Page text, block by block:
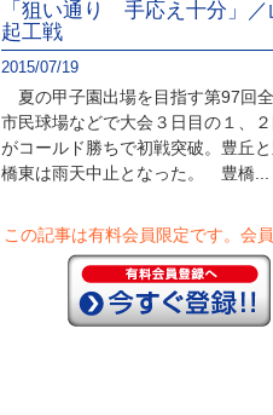
「狙い通り 手応え十分」
起工戦
2015/07/19
夏の甲子園出場を目指す第97回
市民球場などで大会３日目の１、
がコールド勝ちで初戦突破。豊丘
橋東は雨天中止となった。 豊橋...
この記事は有料会員限定です。 会